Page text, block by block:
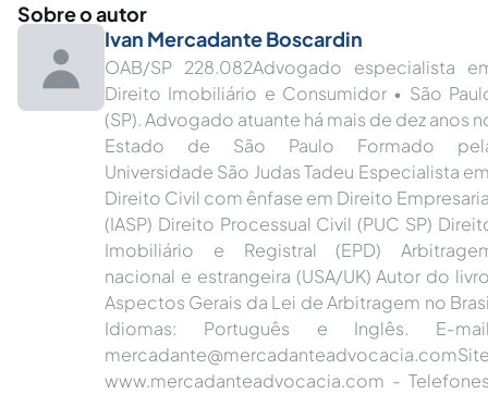
Sobre o autor
Ivan Mercadante Boscardin
OAB/SP 228.082Advogado especialista
Direito Imobiliário e Consumidor • São
(SP). Advogado atuante há mais de dez anos
Estado de São Paulo Formado
Universidade São Judas Tadeu Especialista
Direito Civil com ênfase em Direito
(IASP) Direito Processual Civil (PUC SP)
Imobiliário e Registral (EPD)
nacional e estrangeira (USA/UK) Autor do
Aspectos Gerais da Lei de Arbitragem no
Idiomas: Português e Inglês. E-
www.mercadanteadvocacia.com -